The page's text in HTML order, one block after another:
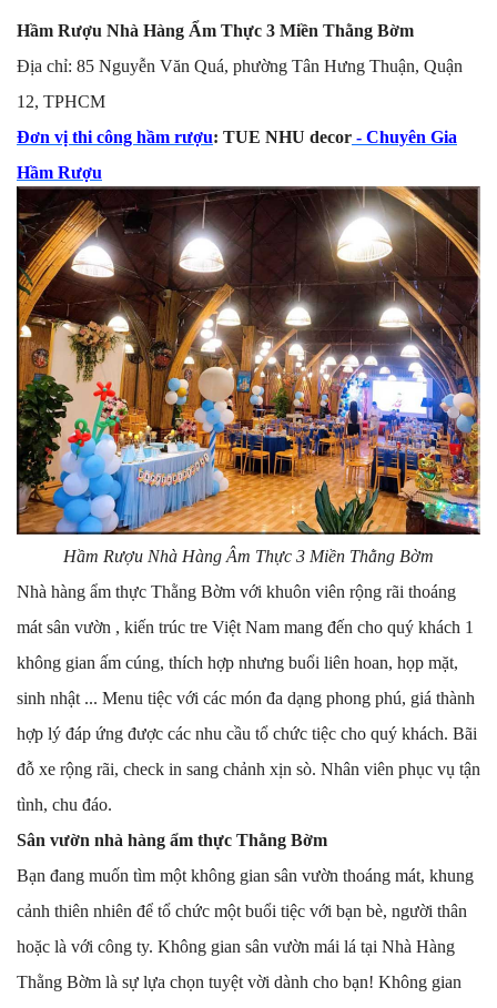
Hầm Rượu Nhà Hàng Ẩm Thực 3 Miền Thằng Bờm
Địa chỉ: 85 Nguyễn Văn Quá, phường Tân Hưng Thuận, Quận
12, TPHCM
Đơn vị thi công hầm rượu: TUE NHU decor - Chuyên Gia
Hầm Rượu
Hầm Rượu Nhà Hàng Âm Thực 3 Miền Thằng Bờm
Nhà hàng ẩm thực Thằng Bờm với khuôn viên rộng rãi thoáng
mát sân vườn , kiến trúc tre Việt Nam mang đến cho quý khách 1
không gian ấm cúng, thích hợp nhưng buổi liên hoan, họp mặt,
sinh nhật ... Menu tiệc với các món đa dạng phong phú, giá thành
hợp lý đáp ứng được các nhu cầu tổ chức tiệc cho quý khách. Bãi
đỗ xe rộng rãi, check in sang chảnh xịn sò. Nhân viên phục vụ tận
tình, chu đáo.
Sân vườn nhà hàng ẩm thực Thằng Bờm
Bạn đang muốn tìm một không gian sân vườn thoáng mát, khung
cảnh thiên nhiên để tổ chức một buổi tiệc với bạn bè, người thân
hoặc là với công ty. Không gian sân vườn mái lá tại Nhà Hàng
Thằng Bờm là sự lựa chọn tuyệt vời dành cho bạn! Không gian